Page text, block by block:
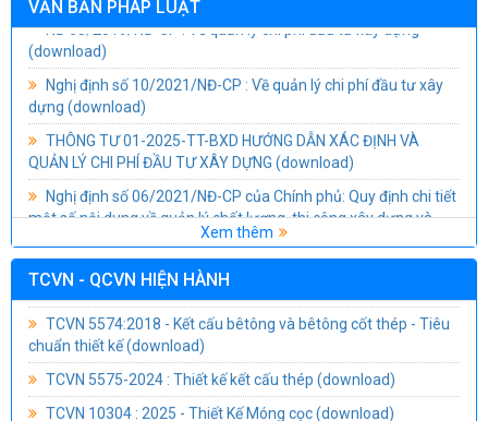
VĂN BẢN PHÁP LUẬT
(download)
Nghị định số 10/2021/NĐ-CP : Về quản lý chi phí đầu tư xây
dựng (download)
THÔNG TƯ 01-2025-TT-BXD HƯỚNG DẪN XÁC ĐỊNH VÀ
QUẢN LÝ CHI PHÍ ĐẦU TƯ XÂY DỰNG(download)
Nghị định số 06/2021/NĐ-CP của Chính phủ: Quy định chi tiết
một số nội dung về quản lý chất lượng, thi công xây dựng và
bảo trì công trình xây dựng(download)
Thông Tư 04/2019/TT-BXD Sửa đổi, bổ sung thông tư số
26/2016/TT-BXD Ngày 26/10/2016 Của bộ quản lý chất lượng
và bảo trì công trình xây dựng
Nghị định số 85-2025-NĐ-CP của Chính phủ Quy định chi tiết
thi hành một số điều của Luật Đầu tư công(download)
Xem thêm
TCVN - QCVN HIỆN HÀNH
TCVN 2737 : 2023 Tải Trọng và Tác Động - Tiêu Chuẩn Thiết
Kế(download)
TCVN 5574:2018 - Kết cấu bêtông và bêtông cốt thép - Tiêu
chuẩn thiết kế (download)
TCVN 5575-2024 : Thiết kế kết cấu thép
TCVN 10304 : 2025 - Thiết Kế Móng cọc (download)
TCVN 9393-2012 : Cọc - PP thử nghiệm hiện trường bằng tải